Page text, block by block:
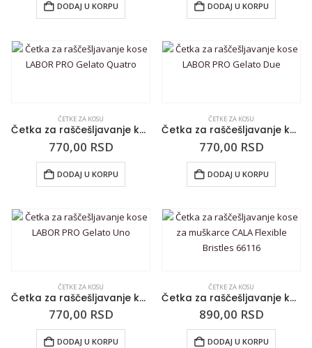
DODAJ U KORPU DODAJ U KORPU
ČETKE ZA KOSU
Četka za raščešljavanje kose LABOR PRO Gelato Quatro
770,00 RSD
DODAJ U KORPU
ČETKE ZA KOSU
Četka za raščešljavanje kose LABOR PRO Gelato Due
770,00 RSD
DODAJ U KORPU
ČETKE ZA KOSU
Četka za raščešljavanje kose LABOR PRO Gelato Uno
770,00 RSD
DODAJ U KORPU
ČETKE ZA KOSU
Četka za raščešljavanje kose za muškarce CALA Flexible Bristles 66116
890,00 RSD
DODAJ U KORPU